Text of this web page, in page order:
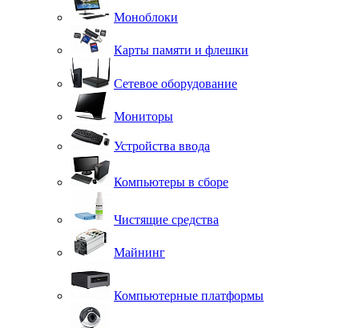
Моноблоки
Карты памяти и флешки
Сетевое оборудование
Мониторы
Устройства ввода
Компьютеры в сборе
Чистящие средства
Майнинг
Компьютерные платформы